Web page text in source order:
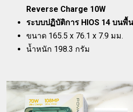
Reverse Charge 10W
ระบบปฏิบัติการ HIOS 14 บนพื้
ขนาด 165.5 x 76.1 x 7.9 มม.
น้ำหนัก 198.3 กรัม